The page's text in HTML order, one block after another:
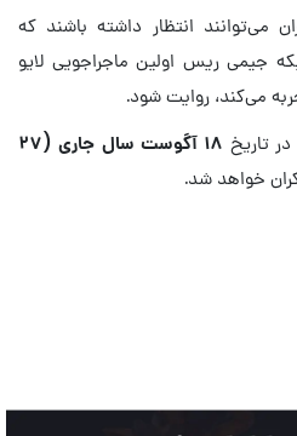
می‌توانند انتظار داشته باشند که
جیمی ریس اولین ماجراجویی لایو
می‌کند، روایت شود.
۱۸ آگوست سال جاری (۲۷
خواهد شد.